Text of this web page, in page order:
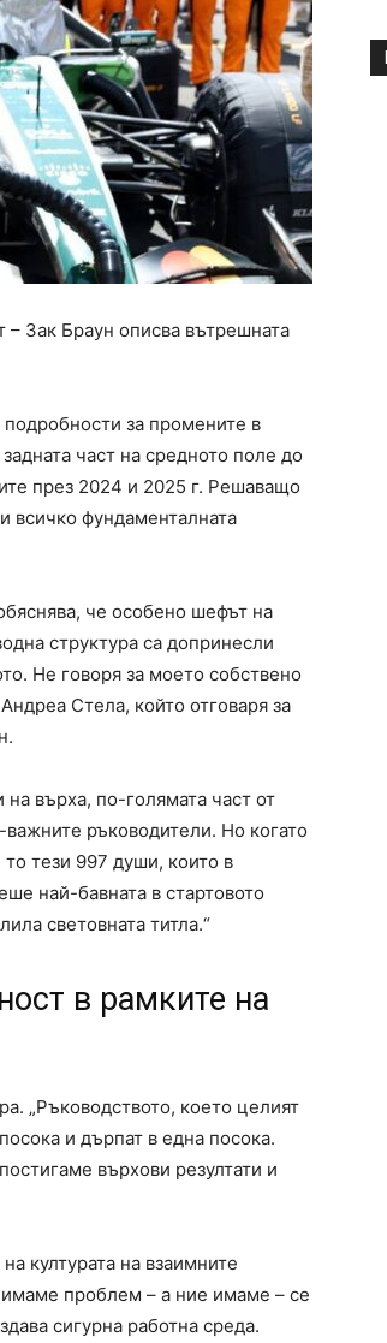
– Зак Браун описва вътрешната
за промените в
част на средното поле до
през 2024 и 2025 г. Решаващо
всичко фундаменталната
че особено шефът на
структура са допринесли
Не говоря за моето собствено
Стела, който отговаря за
върха, по-голямата част от
ръководители. Но когато
тези 997 души, които в
най-бавната в стартовото
световната титла.“
в рамките на
„Ръководството, което целият
и дърпат в една посока.
върхови резултати и
културата на взаимните
имаме проблем – а ние имаме – се
сигурна работна среда.